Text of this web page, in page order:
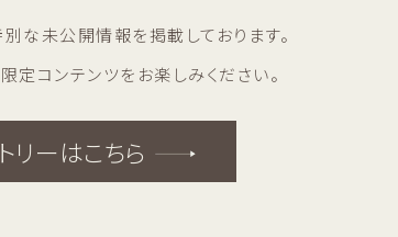
な未公開情報を掲載しております。
限定コンテンツをお楽しみください。
リーはこちら